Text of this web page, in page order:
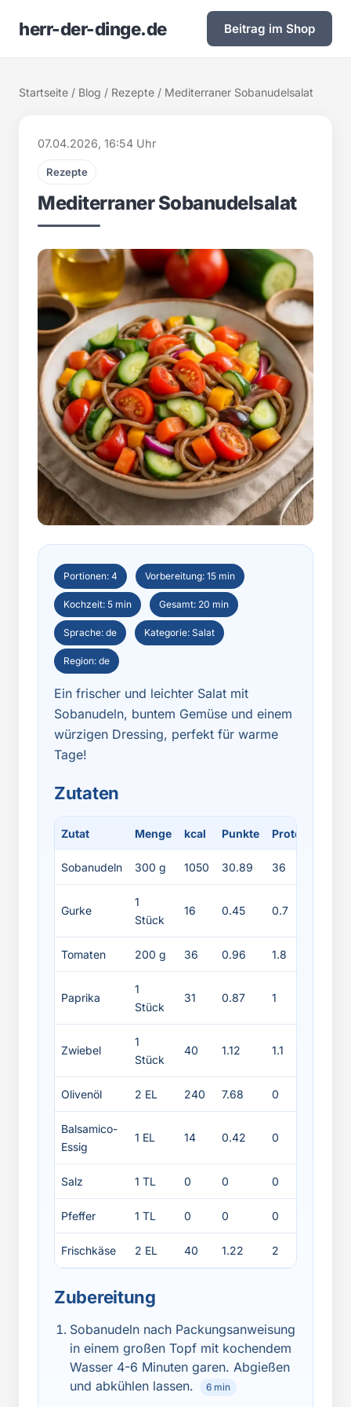
herr-der-dinge.de Beitrag im Shop
Startseite / Blog / Rezepte / Mediterraner Sobanudelsalat
07.04.2026, 16:54 Uhr
Rezepte
Mediterraner Sobanudelsalat
Portionen: 4 Vorbereitung: 15 min
Kochzeit: 5 min Gesamt: 20 min
Sprache: de Kategorie: Salat
Region: de
Ein frischer und leichter Salat mit
Sobanudeln, buntem Gemüse und einem
würzigen Dressing, perfekt für warme
Tage!
Zutaten
Zutat Menge kcal Punkte Protein
Sobanudeln 300 g 1050 30.89 36
Gurke
1
Stück
16 0.45 0.7
Tomaten 200 g 36 0.96 1.8
Paprika
1
Stück
31 0.87 1
Zwiebel
1
Stück
40 1.12 1.1
Olivenöl 2 EL 240 7.68 0
Balsamico-
Essig
1 EL 14 0.42 0
Salz 1 TL 0 0 0
Pfeffer 1 TL 0 0 0
Frischkäse 2 EL 40 1.22 2
Zubereitung
Sobanudeln nach Packungsanweisung
in einem großen Topf mit kochendem
Wasser 4-6 Minuten garen. Abgießen
und abkühlen lassen.
6 min